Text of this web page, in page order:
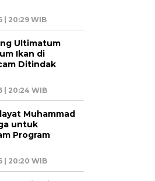
| 20:29 WIB
Ultimatum
Ikan di
Ditindak
| 20:24 WIB
Muhammad
untuk
Program
| 20:20 WIB